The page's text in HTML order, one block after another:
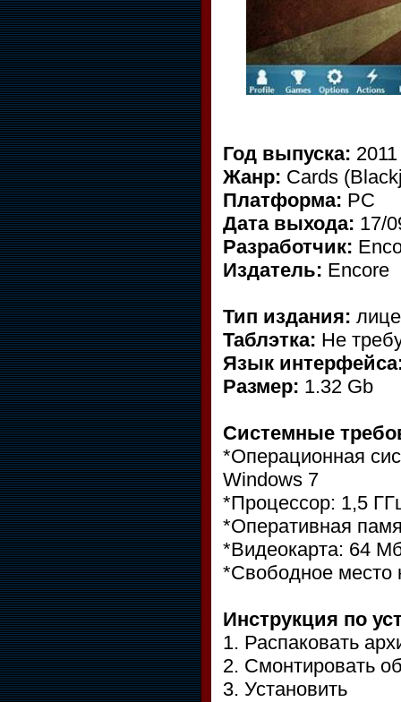
Год выпуска: 2011
Жанр: Cards
Платформа: PC
Дата выхода: 17/
Разработчик:
Издатель: Encore
Тип издания:
Таблэтка: Не
Язык
Размер: 1.32 Gb
Системные
*Операционная
Windows 7
*Процессор: 1,5
*Оперативная
*Видеокарта: 64
*Свободное место
Инструкция по
1. Распаковать
2. Смонтировать
3. Установить